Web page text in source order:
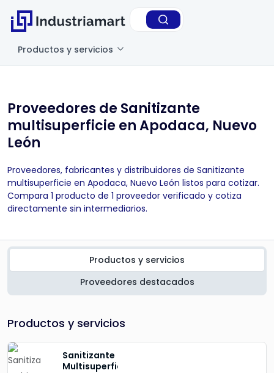
Productos y servicios
Proveedores de Sanitizante
multisuperficie en Apodaca, Nuevo
León
Proveedores, fabricantes y distribuidores de Sanitizante
multisuperficie en Apodaca, Nuevo León listos para cotizar.
Compara 1 producto de 1 proveedor verificado y cotiza
directamente sin intermediarios.
Productos y servicios
Proveedores destacados
Productos y servicios
Sanitizante
Multisuperficie